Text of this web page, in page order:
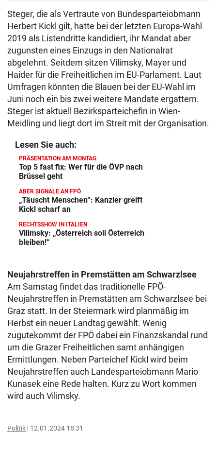
Steger, die als Vertraute von Bundesparteiobmann
Herbert Kickl gilt, hatte bei der letzten Europa-Wahl
2019 als Listendritte kandidiert, ihr Mandat aber
zugunsten eines Einzugs in den Nationalrat
abgelehnt. Seitdem sitzen Vilimsky, Mayer und
Haider für die Freiheitlichen im EU-Parlament. Laut
Umfragen könnten die Blauen bei der EU-Wahl im
Juni noch ein bis zwei weitere Mandate ergattern.
Steger ist aktuell Bezirksparteichefin in Wien-
Meidling und liegt dort im Streit mit der Organisation.
Lesen Sie auch:
PRÄSENTATION AM MONTAG
Top 5 fast fix: Wer für die ÖVP nach
Brüssel geht
ABER SIGNALE AN FPÖ
„Täuscht Menschen“: Kanzler greift
Kickl scharf an
RECHTSSHOW IN ITALIEN
Vilimsky: „Österreich soll Österreich
bleiben!“
Neujahrstreffen in Premstätten am Schwarzlsee
Am Samstag findet das traditionelle FPÖ-
Neujahrstreffen in Premstätten am Schwarzlsee bei
Graz statt. In der Steiermark wird planmäßig im
Herbst ein neuer Landtag gewählt. Wenig
zugutekommt der FPÖ dabei ein Finanzskandal rund
um die Grazer Freiheitlichen samt anhängigen
Ermittlungen. Neben Parteichef Kickl wird beim
Neujahrstreffen auch Landesparteiobmann Mario
Kunasek eine Rede halten. Kurz zu Wort kommen
wird auch Vilimsky.
Politik 12.01.2024 18:31